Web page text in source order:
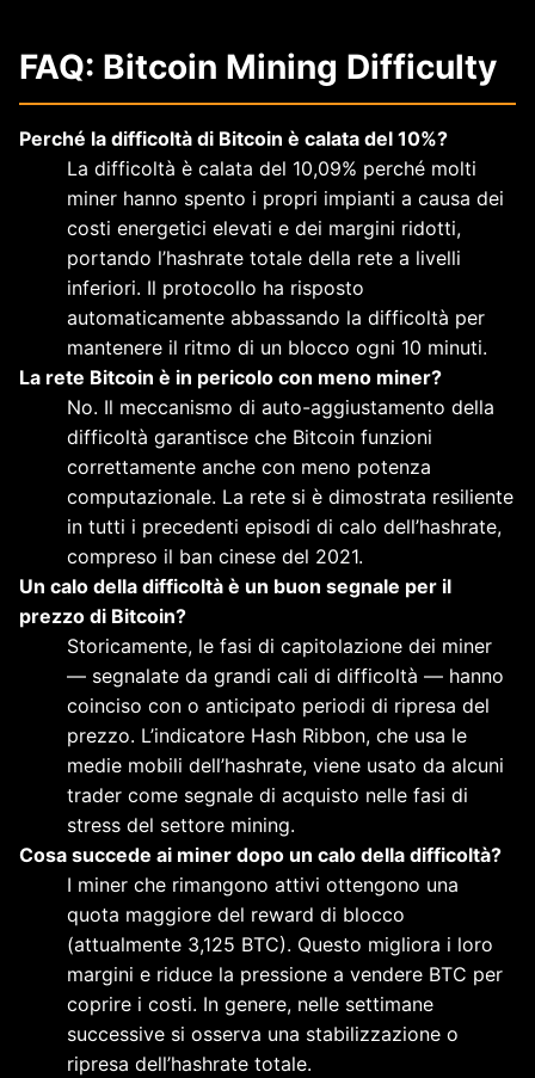
FAQ: Bitcoin Mining Difficulty
Perché la difficoltà di Bitcoin è calata del 10%?
La difficoltà è calata del 10,09% perché molti
miner hanno spento i propri impianti a causa dei
costi energetici elevati e dei margini ridotti,
portando l’hashrate totale della rete a livelli
inferiori. Il protocollo ha risposto
automaticamente abbassando la difficoltà per
mantenere il ritmo di un blocco ogni 10 minuti.
La rete Bitcoin è in pericolo con meno miner?
No. Il meccanismo di auto-aggiustamento della
difficoltà garantisce che Bitcoin funzioni
correttamente anche con meno potenza
computazionale. La rete si è dimostrata resiliente
in tutti i precedenti episodi di calo dell’hashrate,
compreso il ban cinese del 2021.
Un calo della difficoltà è un buon segnale per il
prezzo di Bitcoin?
Storicamente, le fasi di capitolazione dei miner
— segnalate da grandi cali di difficoltà — hanno
coinciso con o anticipato periodi di ripresa del
prezzo. L’indicatore Hash Ribbon, che usa le
medie mobili dell’hashrate, viene usato da alcuni
trader come segnale di acquisto nelle fasi di
stress del settore mining.
Cosa succede ai miner dopo un calo della difficoltà?
I miner che rimangono attivi ottengono una
quota maggiore del reward di blocco
(attualmente 3,125 BTC). Questo migliora i loro
margini e riduce la pressione a vendere BTC per
coprire i costi. In genere, nelle settimane
successive si osserva una stabilizzazione o
ripresa dell’hashrate totale.